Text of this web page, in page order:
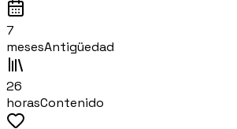
7
mesesAntigüedad
26
horasContenido